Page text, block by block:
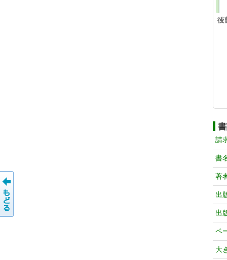
後
請
書
著
出
出
ペ
大